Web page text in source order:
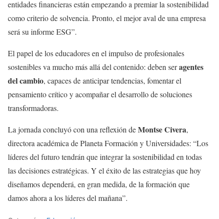
entidades financieras están empezando a premiar la sostenibilidad
como criterio de solvencia. Pronto, el mejor aval de una empresa
será su informe ESG”.
El papel de los educadores en el impulso de profesionales
sostenibles va mucho más allá del contenido: deben seragentes
del cambio, capaces de anticipar tendencias, fomentar el
pensamiento crítico y acompañar el desarrollo de soluciones
transformadoras.
La jornada concluyó con una reflexión deMontse Civera,
directora académica de Planeta Formación y Universidades: “Los
líderes del futuro tendrán que integrar la sostenibilidad en todas
las decisiones estratégicas. Y el éxito de las estrategias que hoy
diseñamos dependerá, en gran medida, de la formación que
damos ahora a los líderes del mañana”.